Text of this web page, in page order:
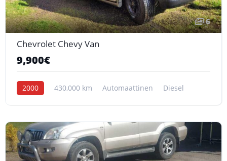
6
Chevrolet Chevy Van
9,900€
2000 430,000 km Automaattinen Diesel